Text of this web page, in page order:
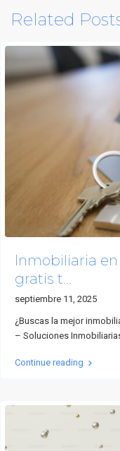
Related
Inmobiliaria
gratis t...
septiembre 11, 2025
¿Buscas la mejor
– Soluciones
Continue reading